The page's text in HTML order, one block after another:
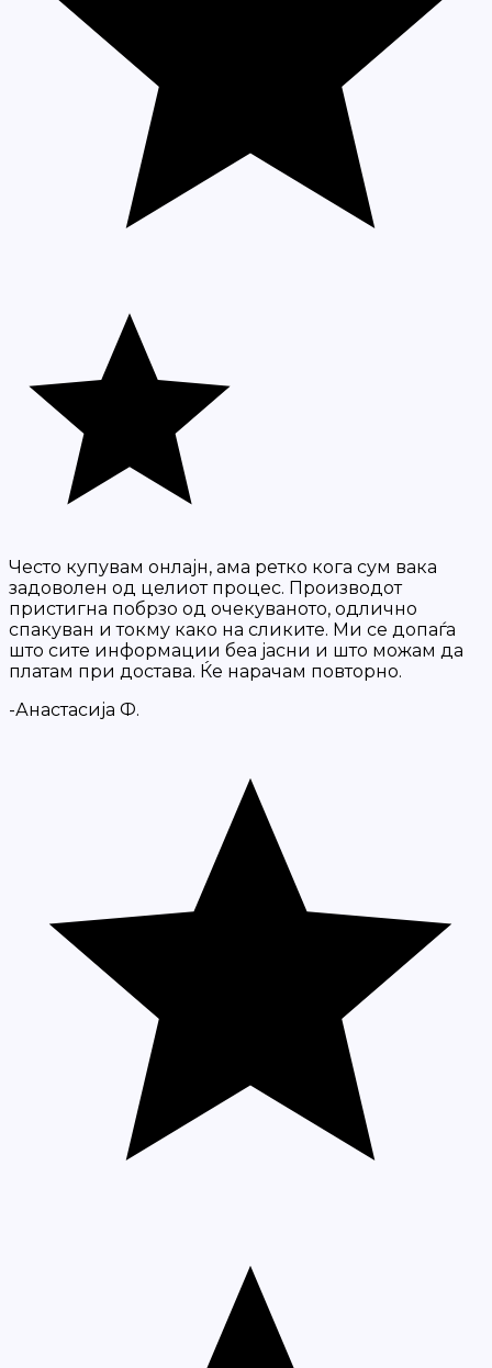
Често купувам онлајн, ама ретко кога сум вака
задоволен од целиот процес. Производот
пристигна побрзо од очекуваното, одлично
спакуван и токму како на сликите. Ми се допаѓа
што сите информации беа јасни и што можам да
платам при достава. Ќе нарачам повторно.
-Анастасија Ф.